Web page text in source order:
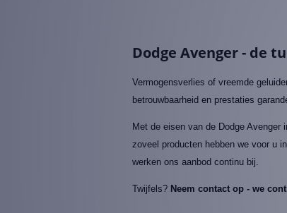
Dodge Avenger - de
Vermogensverlies of vreemde
betrouwbaarheid en prestaties
Met de eisen van de Dodge Avenger
zoveel producten hebben we voor u
werken ons aanbod continu bij.
Twijfels? Neem contact op - we